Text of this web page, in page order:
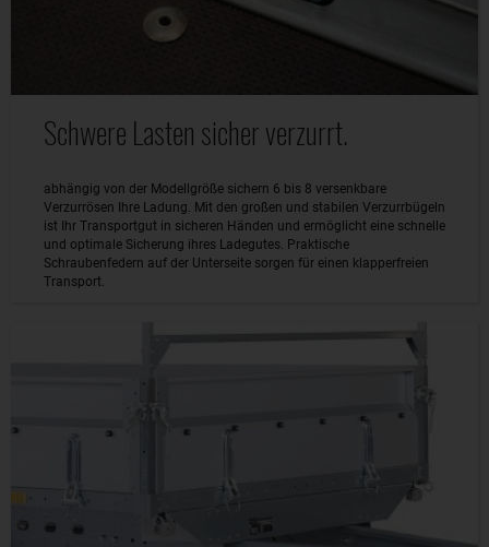
Schwere Lasten sicher verzurrt.
abhängig von der Modellgröße sichern 6 bis 8 versenkbare
Verzurrösen Ihre Ladung. Mit den großen und stabilen Verzurrbügeln
ist Ihr Transportgut in sicheren Händen und ermöglicht eine schnelle
und optimale Sicherung ihres Ladegutes. Praktische
Schraubenfedern auf der Unterseite sorgen für einen klapperfreien
Transport.